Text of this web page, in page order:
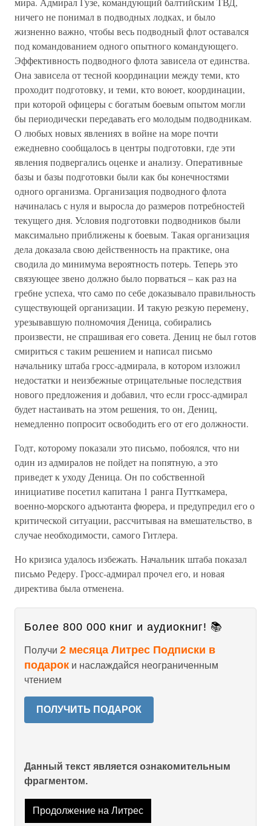
ничего не понимал в подводных лодках, и было
жизненно важно, чтобы весь подводный флот оставался
под командованием одного опытного командующего.
Эффективность подводного флота зависела от единства.
Она зависела от тесной координации между теми, кто
проходит подготовку, и теми, кто воюет, координации,
при которой офицеры с богатым боевым опытом могли
бы периодически передавать его молодым подводникам.
О любых новых явлениях в войне на море почти
ежедневно сообщалось в центры подготовки, где эти
явления подвергались оценке и анализу. Оперативные
базы и базы подготовки были как бы конечностями
одного организма. Организация подводного флота
начиналась с нуля и выросла до размеров потребностей
текущего дня. Условия подготовки подводников были
максимально приближены к боевым. Такая организация
дела доказала свою действенность на практике, она
сводила до минимума вероятность потерь. Теперь это
связующее звено должно было порваться – как раз на
гребне успеха, что само по себе доказывало правильность
существующей организации. И такую резкую перемену,
урезывавшую полномочия Деница, собирались
произвести, не спрашивая его совета. Дениц не был готов
смириться с таким решением и написал письмо
начальнику штаба гросс-адмирала, в котором изложил
недостатки и неизбежные отрицательные последствия
нового предложения и добавил, что если гросс-адмирал
будет настаивать на этом решения, то он, Дениц,
немедленно попросит освободить его от его должности.
Годт, которому показали это письмо, побоялся, что ни
один из адмиралов не пойдет на попятную, а это
приведет к уходу Деница. Он по собственной
инициативе посетил капитана 1 ранга Путткамера,
военно-морского адъютанта фюрера, и предупредил его о
критической ситуации, рассчитывая на вмешательство, в
случае необходимости, самого Гитлера.
Но кризиса удалось избежать. Начальник штаба показал
письмо Редеру. Гросс-адмирал прочел его, и новая
директива была отменена.
Более 800 000 книг и аудиокниг! 📚
Получи 2 месяца Литрес Подписки в
подарок и наслаждайся неограниченным
чтением
ПОЛУЧИТЬ ПОДАРОК
Данный текст является ознакомительным
фрагментом.
Продолжение на Литрес